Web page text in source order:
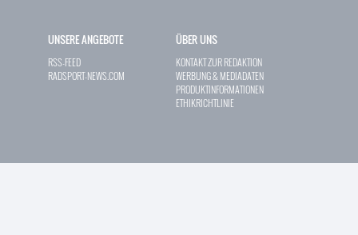
UNSERE ANGEBOTE
RSS-FEED
RADSPORT-NEWS.COM
ÜBER UNS
KONTAKT ZUR REDAKTION
WERBUNG & MEDIADATEN
PRODUKTINFORMATIONEN
ETHIKRICHTLINIE